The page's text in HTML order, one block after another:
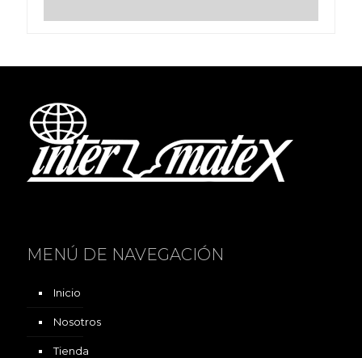
MENÚ DE NAVEGACIÓN
Inicio
Nosotros
Tienda